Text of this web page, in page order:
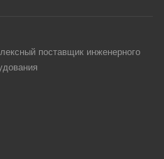
поставщик инженерного